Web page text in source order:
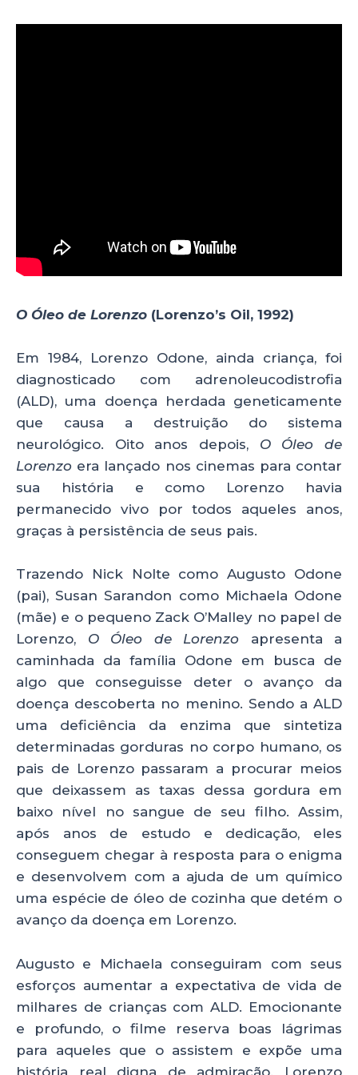
O Óleo de Lorenzo (Lorenzo’s Oil, 1992)
Em 1984, Lorenzo Odone, ainda criança, foi
diagnosticado com adrenoleucodistrofia
(ALD), uma doença herdada geneticamente
que causa a destruição do sistema
neurológico. Oito anos depois, O Óleo de
Lorenzo era lançado nos cinemas para contar
sua história e como Lorenzo havia
permanecido vivo por todos aqueles anos,
graças à persistência de seus pais.
Trazendo Nick Nolte como Augusto Odone
(pai), Susan Sarandon como Michaela Odone
(mãe) e o pequeno Zack O’Malley no papel de
Lorenzo, O Óleo de Lorenzo apresenta a
caminhada da família Odone em busca de
algo que conseguisse deter o avanço da
doença descoberta no menino. Sendo a ALD
uma deficiência da enzima que sintetiza
determinadas gorduras no corpo humano, os
pais de Lorenzo passaram a procurar meios
que deixassem as taxas dessa gordura em
baixo nível no sangue de seu filho. Assim,
após anos de estudo e dedicação, eles
conseguem chegar à resposta para o enigma
e desenvolvem com a ajuda de um químico
uma espécie de óleo de cozinha que detém o
avanço da doença em Lorenzo.
Augusto e Michaela conseguiram com seus
esforços aumentar a expectativa de vida de
milhares de crianças com ALD. Emocionante
e profundo, o filme reserva boas lágrimas
para aqueles que o assistem e expõe uma
história real digna de admiração. Lorenzo